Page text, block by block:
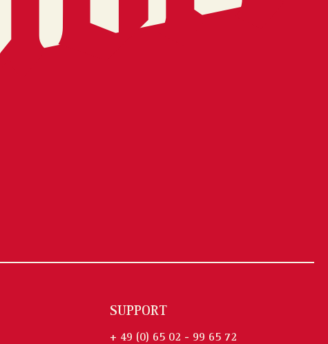
SUPPORT
+ 49 (0) 65 02 - 99 65 72